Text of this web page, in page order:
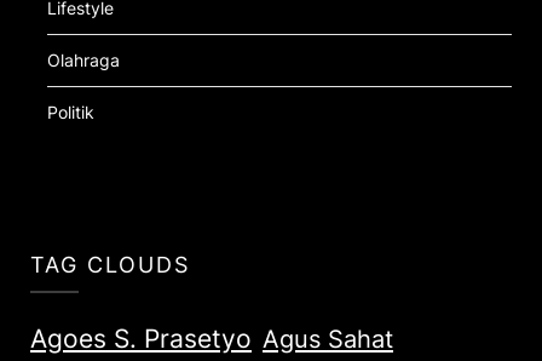
Lifestyle
Olahraga
Politik
TAG CLOUDS
Agoes S. Prasetyo Agus Sahat